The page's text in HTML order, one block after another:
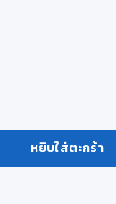
หยิบใส่ตะกร้า